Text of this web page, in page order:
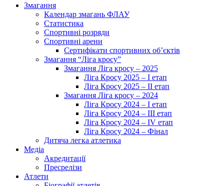
Змагання
Календар змагань ФЛАУ
Статистика
Спортивні розряди
Спортивні арени
Сертифікати спортивних об’єктів
Змагання “Ліга кросу”
Змагання Ліга кросу – 2025
Ліга Кросу 2025 – I етап
Ліга Кросу 2025 – II етап
Змагання Ліга кросу – 2024
Ліга Кросу 2024 – I етап
Ліга Кросу 2024 – III етап
Ліга Кросу 2024 – IV етап
Ліга Кросу 2024 – Фінал
Дитяча легка атлетика
Медіа
Акредитації
Пресрелізи
Атлети